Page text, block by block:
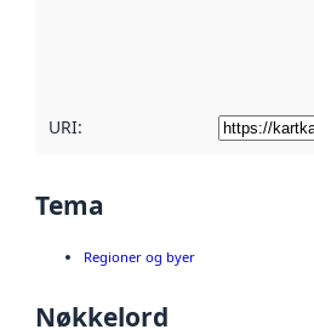
URI:
Tema
Regioner og byer
Nøkkelord